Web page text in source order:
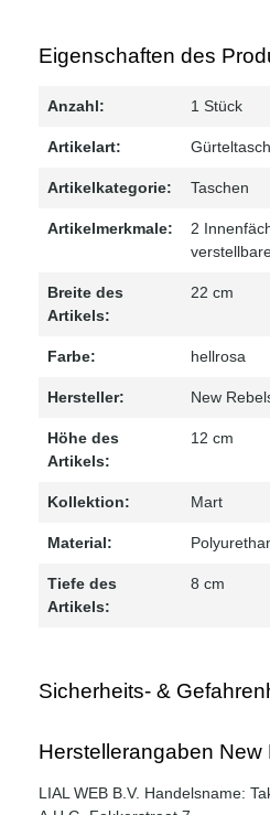
Eigenschaften des
Anzahl: 1 Stück
Artikelart:
Artikelkategorie: Taschen
Artikelmerkmale: 2
Breite des
Artikels:
22 cm
Farbe: hellrosa
Hersteller: New
Höhe des
Artikels:
12 cm
Kollektion: Mart
Material:
Tiefe des
Artikels:
8 cm
Sicherheits- &
Herstellerangaben New
LIAL WEB B.V. Handelsname: